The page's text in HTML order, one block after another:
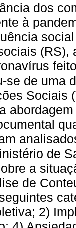
dos
à
(RS),
se de uma
Sociais
de
a
de
2)